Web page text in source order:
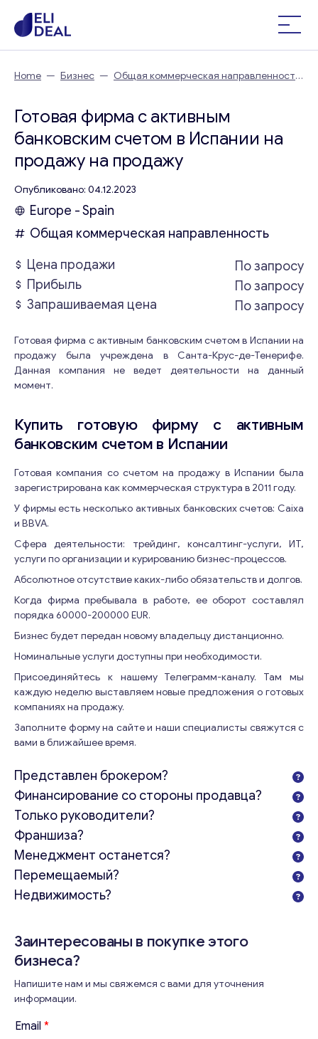
Home — Бизнес — Общая коммерческая направленность
Готовая фирма с активным
банковским счетом в Испании на
продажу на продажу
Опубликовано: 04.12.2023
Europe - Spain
Общая коммерческая направленность
Цена продажи
По запросу
Прибыль
По запросу
Запрашиваемая цена
По запросу
Готовая фирма с активным банковским счетом в Испании на
продажу была учреждена в Санта-Крус-де-Тенерифе.
Данная компания не ведет деятельности на данный
момент.
Купить готовую фирму с активным
банковским счетом в Испании
Готовая компания со счетом на продажу в Испании была
зарегистрирована как коммерческая структура в 2011 году.
У фирмы есть несколько активных банковских счетов: Caixa
и BBVA.
Сфера деятельности: трейдинг, консалтинг-услуги, ИТ,
услуги по организации и курированию бизнес-процессов.
Абсолютное отсутствие каких-либо обязательств и долгов.
Когда фирма пребывала в работе, ее оборот составлял
порядка 60000-200000 EUR.
Бизнес будет передан новому владельцу дистанционно.
Номинальные услуги доступны при необходимости.
Присоединяйтесь к нашему Телеграмм-каналу. Там мы
каждую неделю выставляем новые предложения о готовых
компаниях на продажу.
Заполните форму на сайте и наши специалисты свяжутся с
вами в ближайшее время.
Представлен брокером?
Финансирование со стороны продавца?
Только руководители?
Франшиза?
Менеджмент останется?
Перемещаемый?
Недвижимость?
Заинтересованы в покупке этого
бизнеса?
Напишите нам и мы свяжемся с вами для уточнения
информации.
Email *